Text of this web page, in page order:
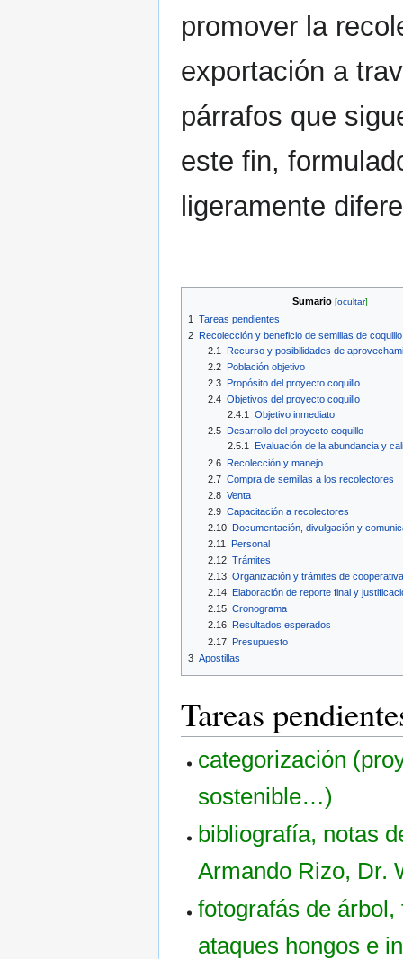
promover la
exportación a
párrafos que
este fin,
ligeramente
Sumario
1
Tareas pendientes
2 Recolección y beneficio de semillas de coquillo
2.1
Recurso y posibilidades de
2.2 Población objetivo
2.3
Propósito del proyecto coquillo
2.4 Objetivos del proyecto coquillo
2.4.1
Objetivo inmediato
2.5
Desarrollo del proyecto coquillo
2.5.1
Evaluación de la abundancia y
2.6 Recolección y manejo
2.7 Compra de semillas a los recolectores
2.8 Venta
2.9 Capacitación a recolectores
2.10 Documentación, divulgación y
2.11
Personal
2.12 Trámites
2.13 Organización y trámites de
2.14
Elaboración de reporte final y
2.15 Cronograma
2.16
Resultados esperados
2.17 Presupuesto
3 Apostillas
Tareas
categorización
sostenible…)
bibliografía, notas
Armando Rizo, Dr.
fotografás de
ataques hongos e